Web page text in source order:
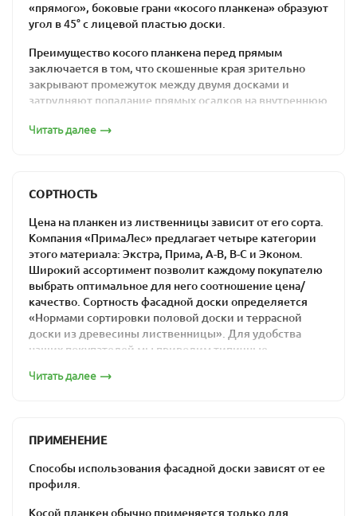
Прямой декинг из лиственницы монтируется с
технологическими зазорами между планками: эти
Поскольку этот отделочный материал часто
используется «на свежем воздухе», важно, чтобы он
мог переносить перепады температуры и влажности
без какого-либо ущерба. Именно это качество
считается одной из основных характеристик
лиственницы.
Москве: материалы из отечественного сырья гораздо
дешевле импортных аналогов.
«прямого», боковые грани «косого планкена» образуют
угол в 45° с лицевой пластью доски.
Преимущество косого планкена перед прямым
заключается в том, что скошенные края зрительно
закрывают промежуток между двумя досками и
затрудняют попадание прямых осадков на внутреннюю
монтаж скошенного планкена значительно более
Планкен 20х115
Планкен 20х140
Читать далее
СОРТНОСТЬ
Цена на планкен из лиственницы зависит от его сорта.
Компания «ПримаЛес» предлагает четыре категории
этого материала: Экстра, Прима, А-В, В-С и Эконом.
Широкий ассортимент позволит каждому покупателю
выбрать оптимальное для него соотношение цена/
качество. Сортность фасадной доски определяется
«Нормами сортировки половой доски и террасной
доски из древесины лиственницы». Для удобства
наших покупателей мы приводим типичные
Читать далее
ПРИМЕНЕНИЕ
Способы использования фасадной доски зависят от ее
профиля.
Косой планкен обычно применяется только для